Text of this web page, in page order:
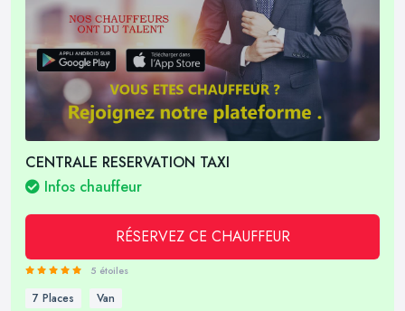
CENTRALE RESERVATION TAXI
Infos chauffeur
RÉSERVEZ CE CHAUFFEUR
5 étoiles
7 Places Van